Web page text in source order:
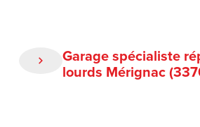
Garage spécialiste
lourds Mérignac